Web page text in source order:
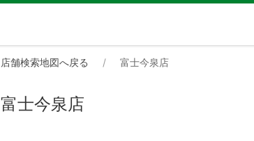
店舗検索地図へ戻る 富士今泉店
富士今泉店